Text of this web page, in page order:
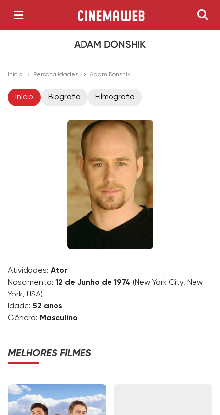
ADAM DONSHIK
Início Personalidades Adam Donshik
Início Biografia Filmografia
Atividades: Ator
Nascimento: 12 de Junho de 1974 (New York City, New
York, USA)
Idade: 52 anos
Gênero: Masculino
MELHORES FILMES